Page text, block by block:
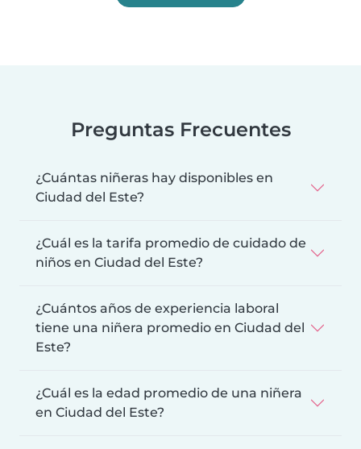
Preguntas Frecuentes
¿Cuántas niñeras hay disponibles en
Ciudad del Este?
¿Cuál es la tarifa promedio de cuidado de
niños en Ciudad del Este?
¿Cuántos años de experiencia laboral
tiene una niñera promedio en Ciudad del
Este?
¿Cuál es la edad promedio de una niñera
en Ciudad del Este?